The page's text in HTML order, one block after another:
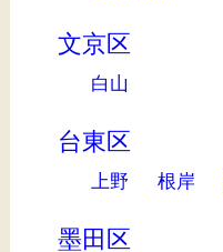
文京区
白山
台東区
上野 根岸
墨田区